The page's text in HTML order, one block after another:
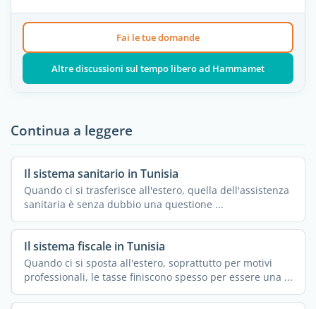
Fai le tue domande
Altre discussioni sul tempo libero ad Hammamet
Continua a leggere
Il sistema sanitario in Tunisia
Quando ci si trasferisce all'estero, quella dell'assistenza
sanitaria è senza dubbio una questione ...
Il sistema fiscale in Tunisia
Quando ci si sposta all'estero, soprattutto per motivi
professionali, le tasse finiscono spesso per essere una ...